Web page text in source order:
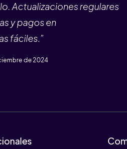
Actualizaciones regulares
y pagos en
fáciles.”
de 2024